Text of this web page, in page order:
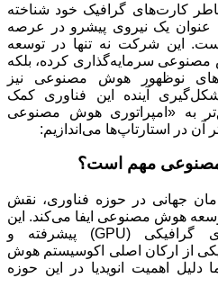
کارت‌های گرافیک خود شناخته
عنوان یک نیروی پیشرو در عرصه
این شرکت نه تنها در توسعه
سرمایه‌گذاری کرده، بلکه
نوظهور هوش مصنوعی نیز
آینده این فناوری کمک
به «امپراتوری هوش مصنوعی
آن در استارتاپ‌ها می‌اندازیم:
مصنوعی مهم است؟
جهانی در حوزه فناوری، نقش
هوش مصنوعی ایفا می‌کند. این
شرکت با تولید پردازنده‌های گرافیکی (GPU) پیشرفته و
یکی از ارکان اصلی اکوسیستم هوش
اهمیت انویدیا در این حوزه